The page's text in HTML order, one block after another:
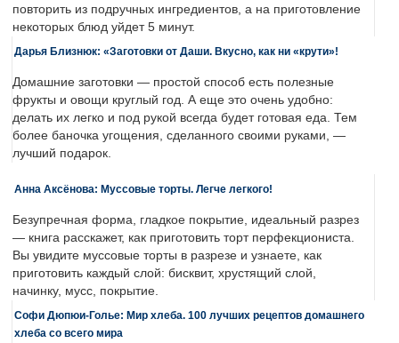
повторить из подручных ингредиентов, а на приготовление
некоторых блюд уйдет 5 минут.
Дарья Близнюк: «Заготовки от Даши. Вкусно, как ни «крути»!
Домашние заготовки — простой способ есть полезные
фрукты и овощи круглый год. А еще это очень удобно:
делать их легко и под рукой всегда будет готовая еда. Тем
более баночка угощения, сделанного своими руками, —
лучший подарок.
Анна Аксёнова: Муссовые торты. Легче легкого!
Безупречная форма, гладкое покрытие, идеальный разрез
— книга расскажет, как приготовить торт перфекциониста.
Вы увидите муссовые торты в разрезе и узнаете, как
приготовить каждый слой: бисквит, хрустящий слой,
начинку, мусс, покрытие.
Софи Дюпюи-Голье: Мир хлеба. 100 лучших рецептов домашнего
хлеба со всего мира